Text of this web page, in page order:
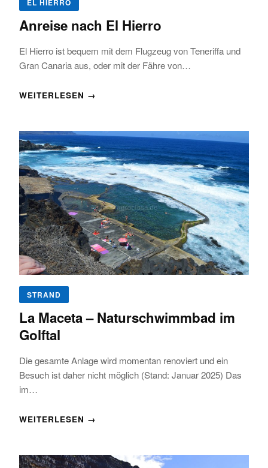
EL HIERRO
Anreise nach El Hierro
El Hierro ist bequem mit dem Flugzeug von Teneriffa und
Gran Canaria aus, oder mit der Fähre von…
WEITERLESEN →
STRAND
La Maceta – Naturschwimmbad im
Golftal
Die gesamte Anlage wird momentan renoviert und ein
Besuch ist daher nicht möglich (Stand: Januar 2025) Das
im…
WEITERLESEN →